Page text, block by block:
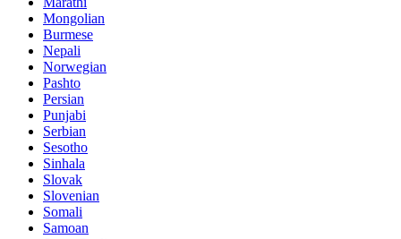
Mongolian
Burmese
Nepali
Norwegian
Pashto
Persian
Punjabi
Serbian
Sesotho
Sinhala
Slovak
Slovenian
Somali
Samoan